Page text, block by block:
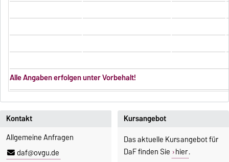
Alle Angaben erfolgen unter Vorbehalt!
Kontakt
Allgemeine Anfragen
daf@ovgu.de
Kursangebot
Das aktuelle Kursangebot für
DaF finden Sie hier.